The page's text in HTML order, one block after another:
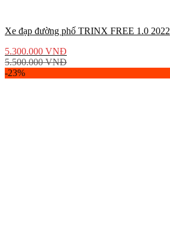
Xe đạp đường phố TRINX FREE 1.0 2022
5.300.000 VNĐ
5.500.000VNĐ
-23%